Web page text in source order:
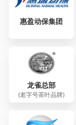
惠盈动保集团
龙雀总部
(老字号茶叶品牌)